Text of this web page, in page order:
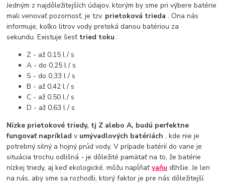
Jedným z najdôležitejších údajov, ktorým by sme pri výbere batérie
mali venovať pozornosť, je tzv. prietoková trieda . Ona nás
informuje, koľko litrov vody preteká danou batériou za
sekundu. Existuje šesť tried toku :
Z - až 0,15 l / s
A - do 0,25 l / s
S - do 0,33 l / s
B - až 0,42 l / s
C - až 0,50 l / s
D - až 0,63 l / s
Nízke prietokové triedy, tj Z alebo A, budú perfektne
fungovať napríklad v umývadlových batériách , kde nie je
potrebný silný a hojný prúd vody. V prípade batérií do vane je
situácia trochu odlišná - je dôležité pamätať na to, že batérie
nízkej triedy, aj keď ekologické, môžu napĺňaťvaňu dlhšie. Je len
na nás, aby sme sa rozhodli, ktorý faktor je pre nás dôležitejší.